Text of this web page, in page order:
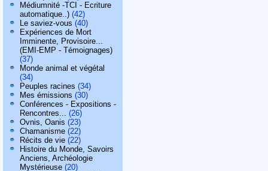
Médiumnité -TCI - Ecriture
automatique..) (42)
Le saviez-vous (40)
Expériences de Mort
Imminente, Provisoire...
(EMI-EMP - Témoignages)
(37)
Monde animal et végétal
(34)
Peuples racines (34)
Mes émissions (30)
Conférences - Expositions -
Rencontres... (26)
Ovnis, Oanis (23)
Chamanisme (22)
Récits de vie (22)
Histoire du Monde, Savoirs
Anciens, Archéologie
Mystérieuse (20)